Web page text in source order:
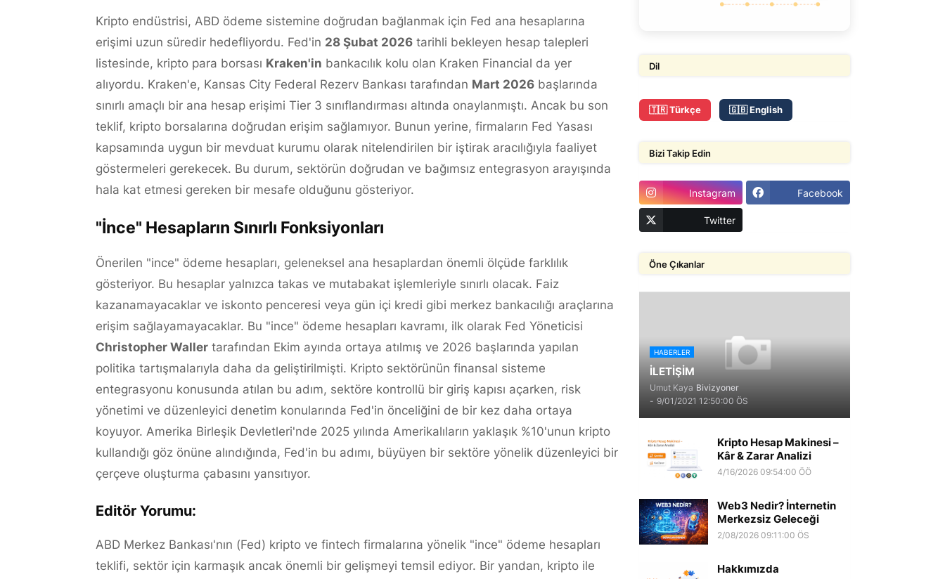
Kripto endüstrisi, ABD ödeme sistemine doğrudan bağlanmak için Fed ana hesaplarına
erişimi uzun süredir hedefliyordu. Fed'in 28 Şubat 2026tarihli bekleyen hesap talepleri
listesinde, kripto para borsası Kraken'in bankacılık kolu olan Kraken Financial da yer
alıyordu. Kraken'e, Kansas City Federal Rezerv Bankası tarafından Mart 2026başlarında
sınırlı amaçlı bir ana hesap erişimi Tier 3 sınıflandırması altında onaylanmıştı. Ancak bu son
teklif, kripto borsalarına doğrudan erişim sağlamıyor. Bunun yerine, firmaların Fed Yasası
kapsamında uygun bir mevduat kurumu olarak nitelendirilen bir iştirak aracılığıyla faaliyet
göstermeleri gerekecek. Bu durum, sektörün doğrudan ve bağımsız entegrasyon arayışında
hala kat etmesi gereken bir mesafe olduğunu gösteriyor.
"İnce" Hesapların Sınırlı Fonksiyonları
Önerilen "ince" ödeme hesapları, geleneksel ana hesaplardan önemli ölçüde farklılık
gösteriyor. Bu hesaplar yalnızca takas ve mutabakat işlemleriyle sınırlı olacak. Faiz
kazanamayacaklar ve iskonto penceresi veya gün içi kredi gibi merkez bankacılığı araçlarına
erişim sağlayamayacaklar. Bu "ince" ödeme hesapları kavramı, ilk olarak Fed Yöneticisi
Christopher Wallertarafından Ekim ayında ortaya atılmış ve 2026 başlarında yapılan
politika tartışmalarıyla daha da geliştirilmişti. Kripto sektörünün finansal sisteme
entegrasyonu konusunda atılan bu adım, sektöre kontrollü bir giriş kapısı açarken, risk
yönetimi ve düzenleyici denetim konularında Fed'in önceliğini de bir kez daha ortaya
koyuyor. Amerika Birleşik Devletleri'nde 2025 yılında Amerikalıların yaklaşık %10'unun kripto
kullandığı göz önüne alındığında, Fed'in bu adımı, büyüyen bir sektöre yönelik düzenleyici bir
çerçeve oluşturma çabasını yansıtıyor.
Editör Yorumu:
ABD Merkez Bankası'nın (Fed) kripto ve fintech firmalarına yönelik "ince" ödeme hesapları
teklifi, sektör için karmaşık ancak önemli bir gelişmeyi temsil ediyor. Bir yandan, kripto ile
Dil
🇹🇷 Türkçe 🇬🇧 English
Bizi Takip Edin
Instagram Facebook
Twitter
Öne Çıkanlar
HABERLER
İLETİŞİM
Umut Kaya Bivizyoner
- 9/01/2021 12:50:00 ÖS
Kripto Hesap Makinesi –
Kâr & Zarar Analizi
4/16/2026 09:54:00 ÖÖ
Web3 Nedir? İnternetin
Merkezsiz Geleceği
2/08/2026 09:11:00 ÖS
Hakkımızda